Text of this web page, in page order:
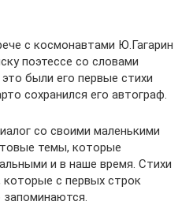
с космонавтами Ю.Гагарин
поэтессе со словами
были его первые стихи
сохранился его автограф.
со своими маленькими
темы, которые
и в наше время. Стихи
с первых строк
запоминаются.